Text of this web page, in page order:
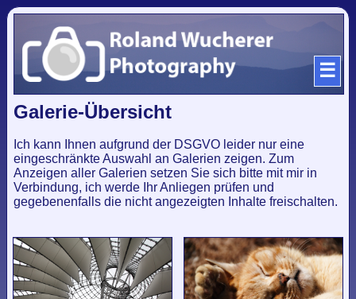
Galerie-Übersicht
Ich kann Ihnen aufgrund der DSGVO leider nur eine
eingeschränkte Auswahl an Galerien zeigen. Zum
Anzeigen aller Galerien setzen Sie sich bitte mit mir in
Verbindung, ich werde Ihr Anliegen prüfen und
gegebenenfalls die nicht angezeigten Inhalte freischalten.
☰